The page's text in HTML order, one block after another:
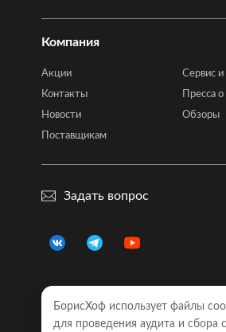
Компания
Акции
Сервис
Контакты
Пресса о
Новости
Обзоры
Поставщикам
Задать вопрос
Правовая
информация
конфиденциальности
БорисХоф использует файлы
для проведения аудита и сбора